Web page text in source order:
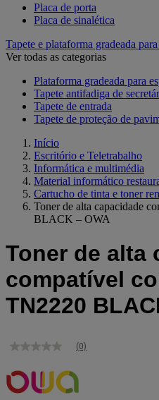
Placa de porta
Placa de sinalética
Tapete e plataforma gradeada
Ver todas as categorias
Plataforma gradeada para
Tapete antifadiga de
Tapete de entrada
Tapete de proteção de
Início
Escritório e Teletrabalho
Informática e multimédia
Material informático
Cartucho de tinta e toner
Toner de alta capacidade
BLACK – OWA
Toner de alta
compatível
TN2220
Sem
de
classificação
Link
(0)